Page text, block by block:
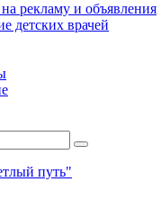
рекламу и объявления
детских врачей
Поиск
путь"